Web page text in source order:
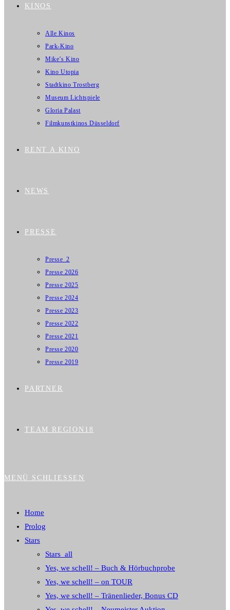
KINOS
Alle Kinos
Park-Kino
Mike’s Kino
Kino Utopia
Stadtkino Trostberg
Museum Lichtspiele
Gloria Palast
Filmkunstkinos Düsseldorf
RENT A KINO
NEWS
PRESSE
Presse_2
Presse 2026
Presse 2025
Presse 2024
Presse 2023
Presse 2022
Presse 2021
Presse 2020
Presse 2019
PARTNER
TEAM REGION18
MENÜ SCHLIESSEN
Home
Prolog
Stars
Stars_all
Yes, we schell! – Buch & Hörbuchprobe
Yes, we schell! – on TOUR
Yes, we schell! – Tränenlieder, Bonus CD